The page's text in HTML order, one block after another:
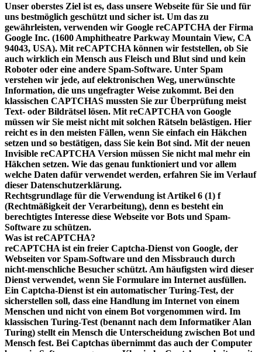
Unser oberstes Ziel ist es, dass unsere Webseite für Sie und für
uns bestmöglich geschützt und sicher ist. Um das zu
gewährleisten, verwenden wir Google reCAPTCHA der Firma
Google Inc. (1600 Amphitheatre Parkway Mountain View, CA
94043, USA). Mit reCAPTCHA können wir feststellen, ob Sie
auch wirklich ein Mensch aus Fleisch und Blut sind und kein
Roboter oder eine andere Spam-Software. Unter Spam
verstehen wir jede, auf elektronischen Weg, unerwünschte
Information, die uns ungefragter Weise zukommt. Bei den
klassischen CAPTCHAS mussten Sie zur Überprüfung meist
Text- oder Bildrätsel lösen. Mit reCAPTCHA von Google
müssen wir Sie meist nicht mit solchen Rätseln belästigen. Hier
reicht es in den meisten Fällen, wenn Sie einfach ein Häkchen
setzen und so bestätigen, dass Sie kein Bot sind. Mit der neuen
Invisible reCAPTCHA Version müssen Sie nicht mal mehr ein
Häkchen setzen. Wie das genau funktioniert und vor allem
welche Daten dafür verwendet werden, erfahren Sie im Verlauf
dieser Datenschutzerklärung.
Rechtsgrundlage für die Verwendung ist Artikel 6 (1) f
(Rechtmäßigkeit der Verarbeitung), denn es besteht ein
berechtigtes Interesse diese Webseite vor Bots und Spam-
Software zu schützen.
Was ist reCAPTCHA?
reCAPTCHA ist ein freier Captcha-Dienst von Google, der
Webseiten vor Spam-Software und den Missbrauch durch
nicht-menschliche Besucher schützt. Am häufigsten wird dieser
Dienst verwendet, wenn Sie Formulare im Internet ausfüllen.
Ein Captcha-Dienst ist ein automatischer Turing-Test, der
sicherstellen soll, dass eine Handlung im Internet von einem
Menschen und nicht von einem Bot vorgenommen wird. Im
klassischen Turing-Test (benannt nach dem Informatiker Alan
Turing) stellt ein Mensch die Unterscheidung zwischen Bot und
Mensch fest. Bei Captchas übernimmt das auch der Computer